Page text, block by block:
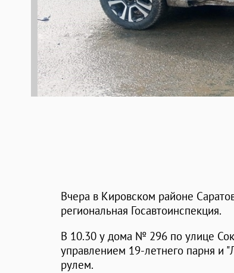
Вчера в Кировском районе
региональная Госавтоинспекция.
В 10.30 у дома № 296 по улице
управлением 19-летнего парня и
рулем.